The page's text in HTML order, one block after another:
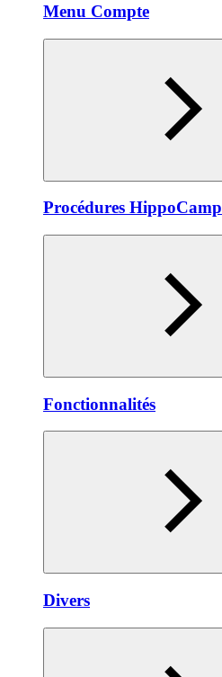
Menu Compte
Procédures HippoCamp
Fonctionnalités
Divers